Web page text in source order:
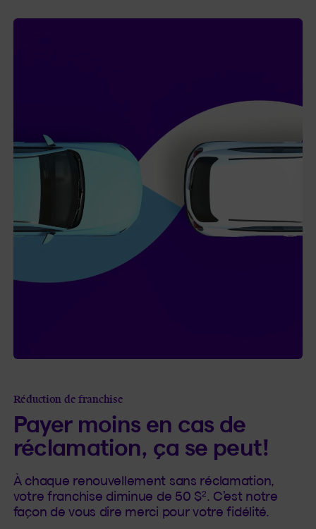
Réduction de franchise
Payer moins en cas de
réclamation, ça se peut!
À chaque renouvellement sans réclamation,
votre franchise diminue de 50 $2. C’est notre
façon de vous dire merci pour votre fidélité.